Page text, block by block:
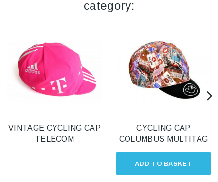
category:
VINTAGE CYCLING CAP
TELECOM
ADD TO BASKET
CYCLING CAP
COLUMBUS MULTITAG